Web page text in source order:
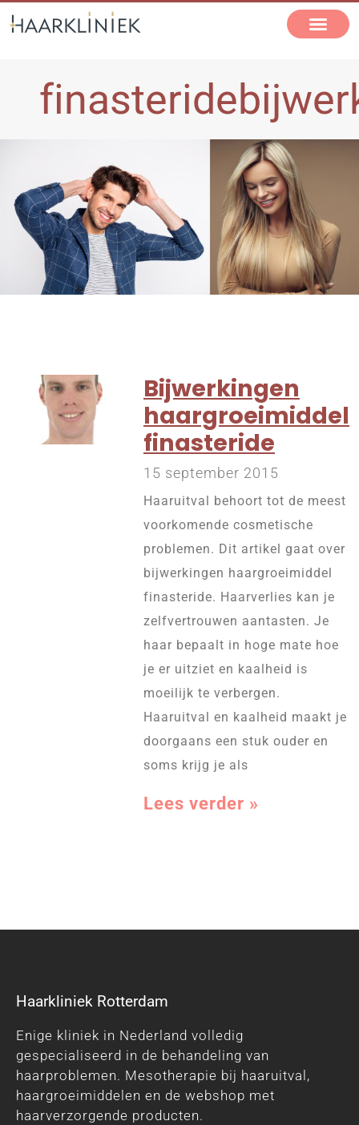
Bijwerkingen
haargroeimiddel
finasteride
15 september 2015
Haaruitval behoort tot de meest
voorkomende cosmetische
problemen. Dit artikel gaat over
bijwerkingen haargroeimiddel
finasteride. Haarverlies kan je
zelfvertrouwen aantasten. Je
haar bepaalt in hoge mate hoe
je er uitziet en kaalheid is
moeilijk te verbergen.
Haaruitval en kaalheid maakt je
doorgaans een stuk ouder en
soms krijg je als
Lees verder »
Haarkliniek Rotterdam
Enige kliniek in Nederland volledig
gespecialiseerd in de behandeling van
haarproblemen. Mesotherapie bij haaruitval,
haargroeimiddelen en de webshop met
haarverzorgende producten.